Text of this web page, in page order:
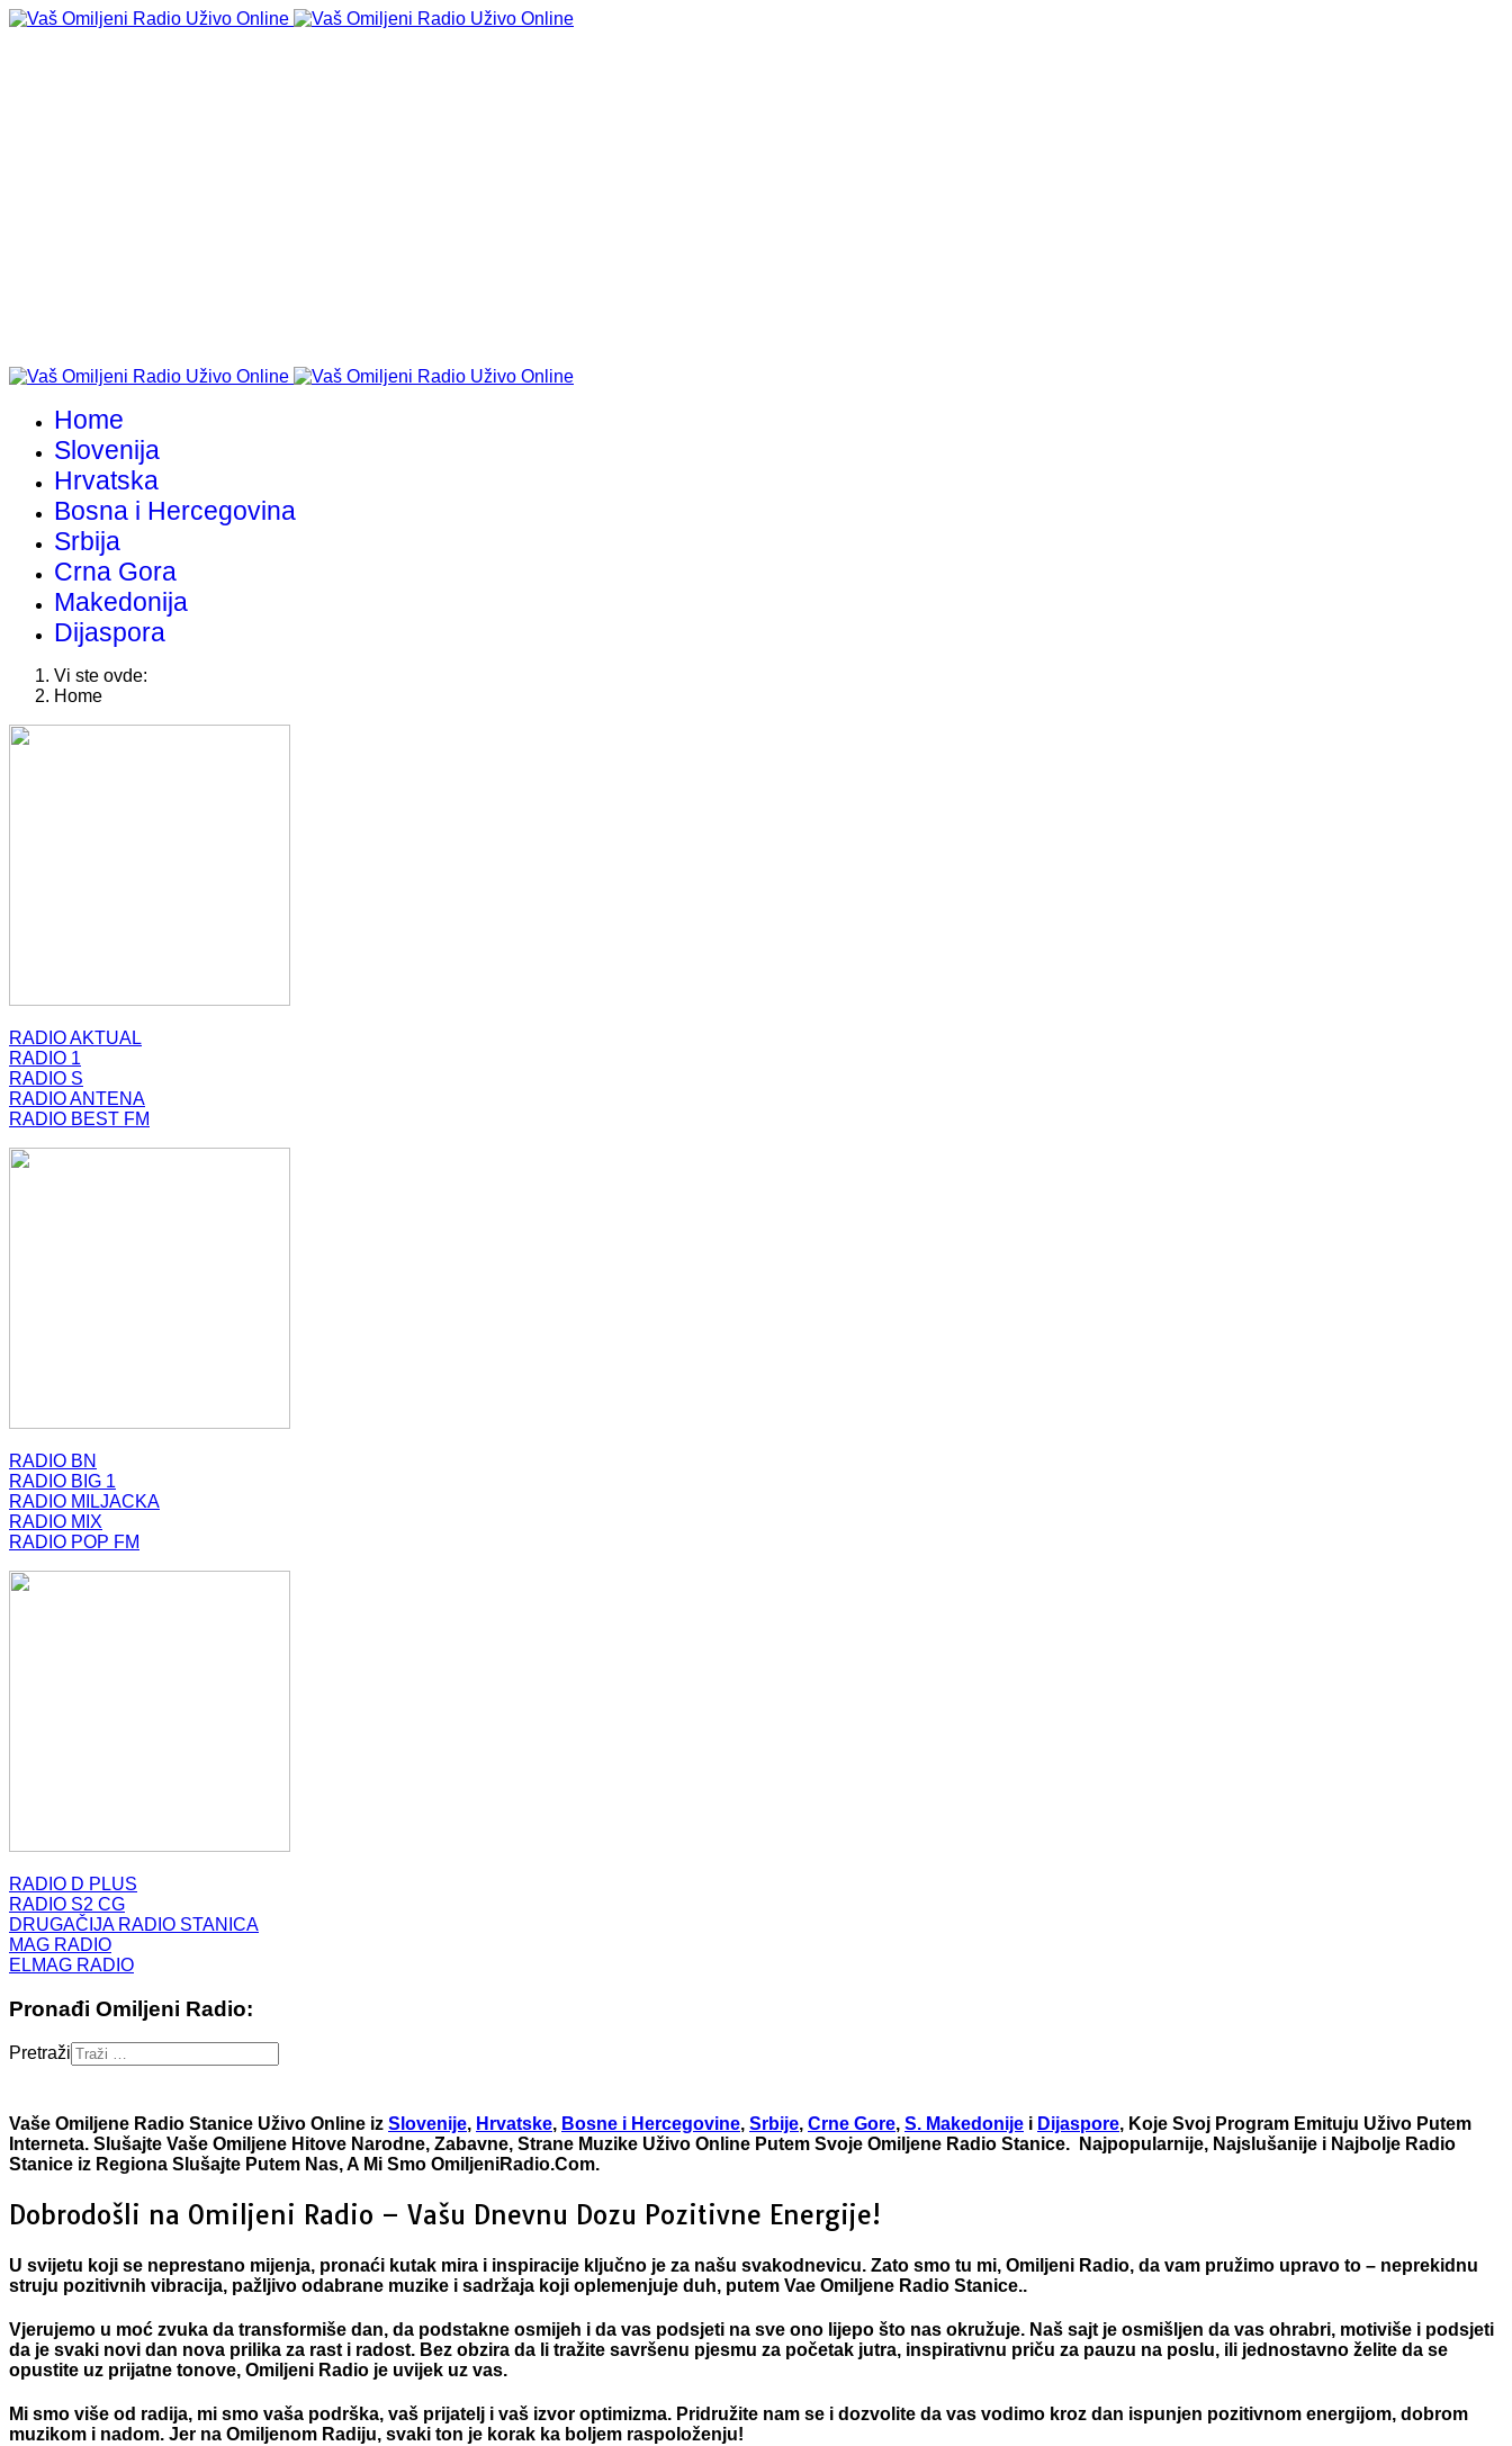
Home
Slovenija
Hrvatska
Bosna i Hercegovina
Srbija
Crna Gora
Makedonija
Dijaspora
Vi ste ovde:
Home
RADIO AKTUAL
RADIO 1
RADIO S
RADIO ANTENA
RADIO BEST FM
RADIO BN
RADIO BIG 1
RADIO MILJACKA
RADIO MIX
RADIO POP FM
RADIO D PLUS
RADIO S2 CG
DRUGAČIJA RADIO STANICA
MAG RADIO
ELMAG RADIO
Pronađi Omiljeni Radio:
Pretraži
Vaše Omiljene Radio Stanice Uživo Online iz Slovenije, Hrvatske, Bosne i Hercegovine, Srbije, Crne Gore, S. Makedonije i Dijaspore, Koje Svoj Program Emituju Uživo Putem
Interneta. Slušajte Vaše Omiljene Hitove Narodne, Zabavne, Strane Muzike Uživo Online Putem Svoje Omiljene Radio Stanice. Najpopularnije, Najslušanije i Najbolje Radio
Stanice iz Regiona Slušajte Putem Nas, A Mi Smo OmiljeniRadio.Com.
Dobrodošli na Omiljeni Radio – Vašu Dnevnu Dozu Pozitivne Energije!
U svijetu koji se neprestano mijenja, pronaći kutak mira i inspiracije ključno je za našu svakodnevicu. Zato smo tu mi, Omiljeni Radio, da vam pružimo upravo to – neprekidnu
struju pozitivnih vibracija, pažljivo odabrane muzike i sadržaja koji oplemenjuje duh, putem Vae Omiljene Radio Stanice..
Vjerujemo u moć zvuka da transformiše dan, da podstakne osmijeh i da vas podsjeti na sve ono lijepo što nas okružuje. Naš sajt je osmišljen da vas ohrabri, motiviše i podsjeti
da je svaki novi dan nova prilika za rast i radost. Bez obzira da li tražite savršenu pjesmu za početak jutra, inspirativnu priču za pauzu na poslu, ili jednostavno želite da se
opustite uz prijatne tonove, Omiljeni Radio je uvijek uz vas.
Mi smo više od radija, mi smo vaša podrška, vaš prijatelj i vaš izvor optimizma. Pridružite nam se i dozvolite da vas vodimo kroz dan ispunjen pozitivnom energijom, dobrom
muzikom i nadom. Jer na Omiljenom Radiju, svaki ton je korak ka boljem raspoloženju!